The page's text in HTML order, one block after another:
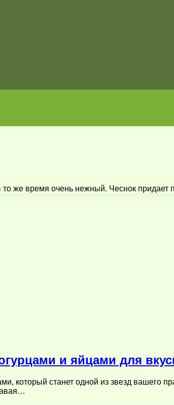
же время очень нежный. Чеснок придает
и яйцами для
который станет одной из звезд вашего